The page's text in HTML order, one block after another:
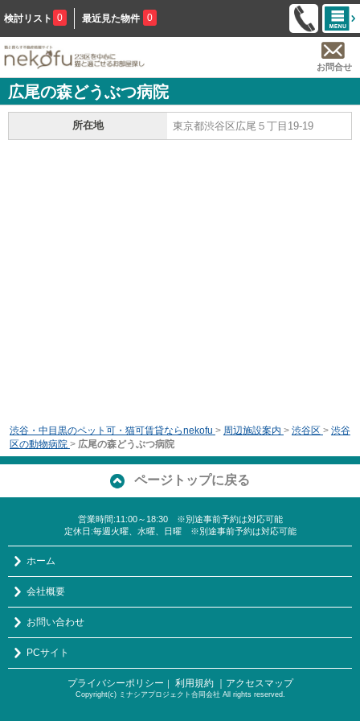
検討リスト 0 最近見た物件 0
お問合せ
広尾の森どうぶつ病院
所在地 東京都渋谷区広尾５丁目19-19
渋谷・中目黒のペット可・猫可賃貸ならnekofu > 周辺施設案内 > 渋谷区 > 渋谷
区の動物病院 > 広尾の森どうぶつ病院
ページトップに戻る
営業時間:11:00～18:30 ※別途事前予約は対応可能
定休日:毎週火曜、水曜、日曜 ※別途事前予約は対応可能
ホーム
会社概要
お問い合わせ
PCサイト
プライバシーポリシー ｜ 利用規約 ｜アクセスマップ
Copyright(c) ミナシアプロジェクト合同会社 All rights reserved.